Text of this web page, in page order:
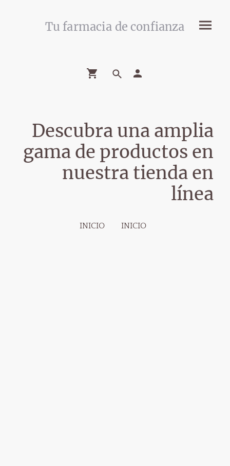
Tu farmacia de confianza
Descubra una amplia
gama de productos en
nuestra tienda en
línea
INICIO INICIO